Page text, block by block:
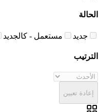
الحالة
جديد مستعمل - كالجديد
الترتيب
إعادة تعيين